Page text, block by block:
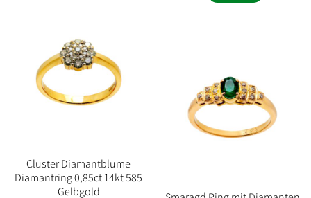
Cluster Diamantblume
Diamantring 0,85ct 14kt 585
Gelbgold